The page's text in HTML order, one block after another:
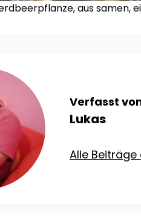
aus samen,
Verfasst
Lukas
Alle Beiträge